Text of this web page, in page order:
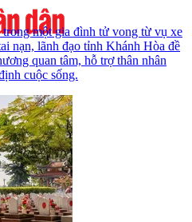
một gia đình tử vong từ vụ xe
nạn, lãnh đạo tỉnh Khánh Hòa đề
quan tâm, hỗ trợ thân nhân
cuộc sống.